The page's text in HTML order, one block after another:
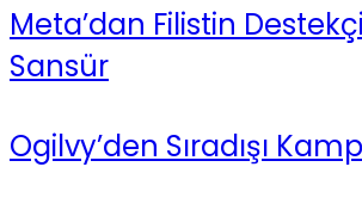
Meta’dan Filistin
Sansür
Ogilvy’den Sıradışı